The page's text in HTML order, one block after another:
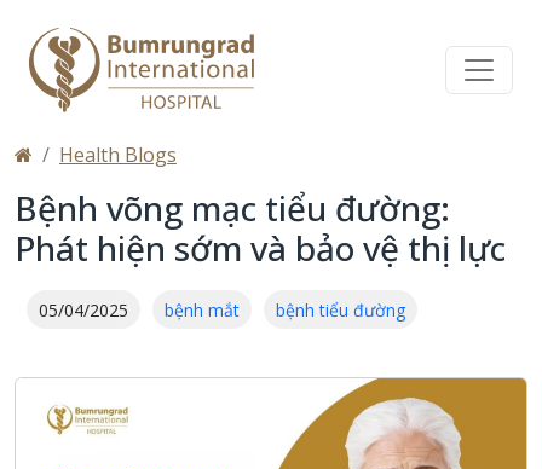
Health Blogs
Bệnh võng mạc tiểu đường:
Phát hiện sớm và bảo vệ thị lực
05/04/2025 bệnh mắt bệnh tiểu đường